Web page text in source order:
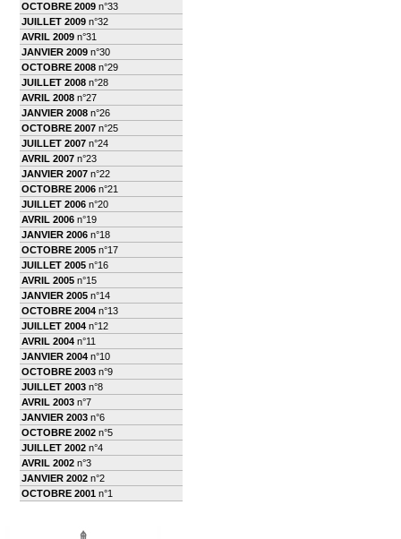
OCTOBRE 2009 n°33
JUILLET 2009 n°32
AVRIL 2009 n°31
JANVIER 2009 n°30
OCTOBRE 2008 n°29
JUILLET 2008 n°28
AVRIL 2008 n°27
JANVIER 2008 n°26
OCTOBRE 2007 n°25
JUILLET 2007 n°24
AVRIL 2007 n°23
JANVIER 2007 n°22
OCTOBRE 2006 n°21
JUILLET 2006 n°20
AVRIL 2006 n°19
JANVIER 2006 n°18
OCTOBRE 2005 n°17
JUILLET 2005 n°16
AVRIL 2005 n°15
JANVIER 2005 n°14
OCTOBRE 2004 n°13
JUILLET 2004 n°12
AVRIL 2004 n°11
JANVIER 2004 n°10
OCTOBRE 2003 n°9
JUILLET 2003 n°8
AVRIL 2003 n°7
JANVIER 2003 n°6
OCTOBRE 2002 n°5
JUILLET 2002 n°4
AVRIL 2002 n°3
JANVIER 2002 n°2
OCTOBRE 2001 n°1